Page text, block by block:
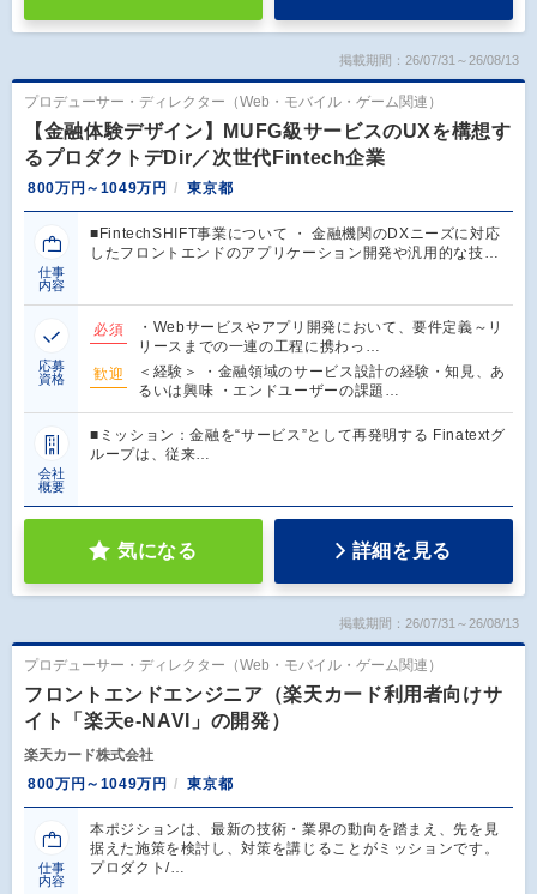
掲載期間：26/07/31～26/08/13
プロデューサー・ディレクター（Web・モバイル・ゲーム関連）
【金融体験デザイン】MUFG級サービスのUXを構想す
るプロダクトデDir／次世代Fintech企業
800万円～1049万円 東京都
仕事
内容
■FintechSHIFT事業について ・ 金融機関のDXニーズに対応
したフロントエンドのアプリケーション開発や汎用的な技…
応募
資格
必須
・Webサービスやアプリ開発において、要件定義～リ
リースまでの一連の工程に携わっ…
歓迎
＜経験＞ ・金融領域のサービス設計の経験・知見、あ
るいは興味 ・エンドユーザーの課題…
会社
概要
■ミッション：金融を“サービス”として再発明する Finatextグ
ループは、従来…
気になる 詳細を見る
掲載期間：26/07/31～26/08/13
プロデューサー・ディレクター（Web・モバイル・ゲーム関連）
フロントエンドエンジニア（楽天カード利用者向けサ
イト「楽天e-NAVI」の開発）
楽天カード株式会社
800万円～1049万円
東京都
仕事
内容
本ポジションは、最新の技術・業界の動向を踏まえ、先を見
据えた施策を検討し、対策を講じることがミッションです。
プロダクト/…